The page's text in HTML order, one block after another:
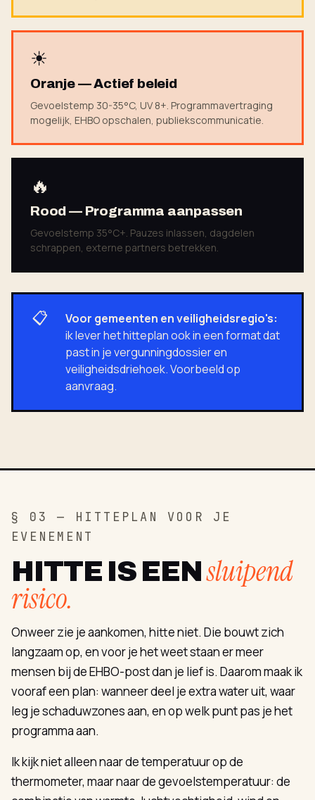
☀
Oranje — Actief beleid
Gevoelstemp 30-35°C, UV 8+. Programmavertraging
mogelijk, EHBO opschalen, publiekscommunicatie.
🔥
Rood — Programma aanpassen
Gevoelstemp 35°C+. Pauzes inlassen, dagdelen
schrappen, externe partners betrekken.
📋
Voor gemeenten en veiligheidsregio's:
ik lever het hitteplan ook in een format dat
past in je vergunningdossier en
veiligheidsdriehoek. Voorbeeld op
aanvraag.
§ 03 — HITTEPLAN VOOR JE
EVENEMENT
HITTE IS EENsluipend
risico.
Onweer zie je aankomen, hitte niet. Die bouwt zich
langzaam op, en voor je het weet staan er meer
mensen bij de EHBO-post dan je lief is. Daarom maak ik
vooraf een plan: wanneer deel je extra water uit, waar
leg je schaduwzones aan, en op welk punt pas je het
programma aan.
Ik kijk niet alleen naar de temperatuur op de
thermometer, maar naar de gevoelstemperatuur: de